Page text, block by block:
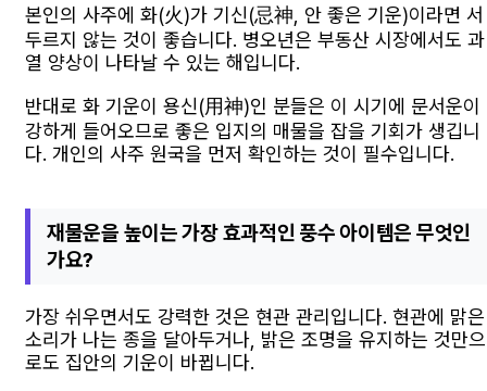
본인의 사주에 화(火)가 기신(忌神, 안 좋은 기운)이라면 서
두르지 않는 것이 좋습니다. 병오년은 부동산 시장에서도 과
열 양상이 나타날 수 있는 해입니다.
반대로 화 기운이 용신(用神)인 분들은 이 시기에 문서운이
강하게 들어오므로 좋은 입지의 매물을 잡을 기회가 생깁니
다. 개인의 사주 원국을 먼저 확인하는 것이 필수입니다.
재물운을 높이는 가장 효과적인 풍수 아이템은 무엇인
가요?
가장 쉬우면서도 강력한 것은 현관 관리입니다. 현관에 맑은
소리가 나는 종을 달아두거나, 밝은 조명을 유지하는 것만으
로도 집안의 기운이 바뀝니다.